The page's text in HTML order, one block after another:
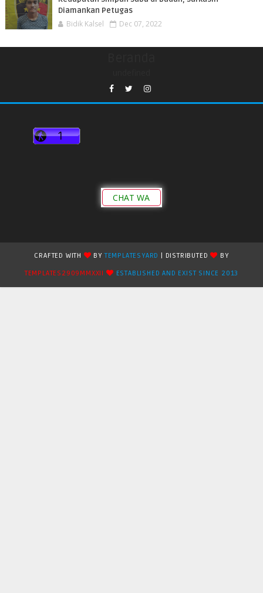
Diamankan Petugas
Bidik Kalsel Dec 07, 2022
CHAT WA
CRAFTED WITH BYTEMPLATESYARD | DISTRIBUTED
BY
TEMPLATES2909MMXXII
ESTABLISHED AND EXIST SINCE 2013